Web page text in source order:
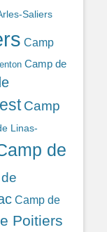
Saliers
Camp
Camp de
Camp
Linas-
de
Camp de
Poitiers